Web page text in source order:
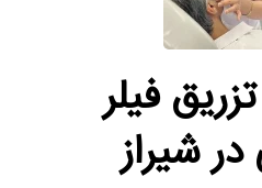
فیلر
شیراز